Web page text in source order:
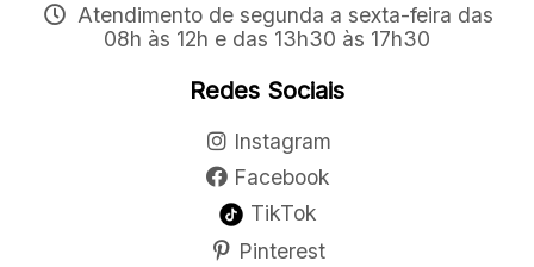
Atendimento de segunda a sexta-feira das
08h às 12h e das 13h30 às 17h30
Redes Sociais
Instagram
Facebook
TikTok
Pinterest